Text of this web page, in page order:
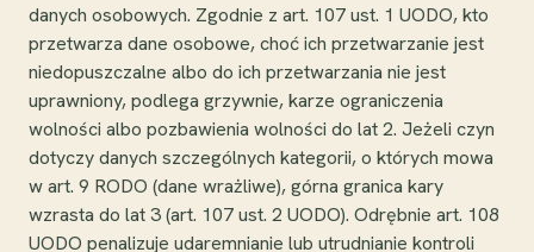
danych osobowych. Zgodnie z art. 107 ust. 1 UODO, kto
przetwarza dane osobowe, choć ich przetwarzanie jest
niedopuszczalne albo do ich przetwarzania nie jest
uprawniony, podlega grzywnie, karze ograniczenia
wolności albo pozbawienia wolności do lat 2. Jeżeli czyn
dotyczy danych szczególnych kategorii, o których mowa
w art. 9 RODO (dane wrażliwe), górna granica kary
wzrasta do lat 3 (art. 107 ust. 2 UODO). Odrębnie art. 108
UODO penalizuje udaremnianie lub utrudnianie kontroli